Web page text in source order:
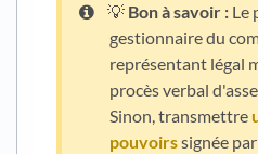
💡 Bon à savoir : Le
gestionnaire du
représentant légal
procès verbal
Sinon, transmettre
pouvoirssignée